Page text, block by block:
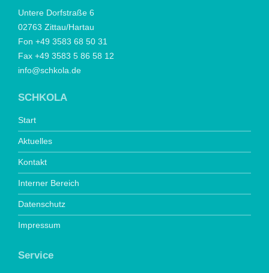
Untere Dorfstraße 6
02763 Zittau/Hartau
Fon +49 3583 68 50 31
Fax +49 3583 5 86 58 12
info@schkola.de
SCHKOLA
Start
Aktuelles
Kontakt
Interner Bereich
Datenschutz
Impressum
Service